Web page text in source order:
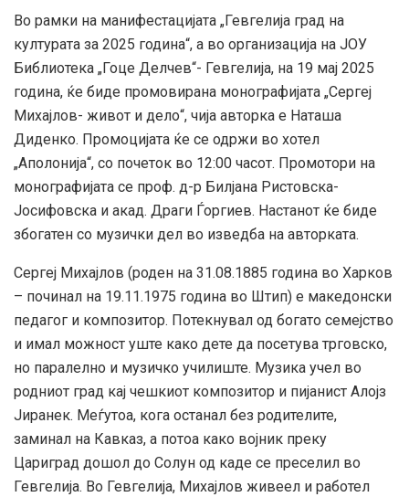
Во рамки на манифестацијата „Гевгелија град на
културата за 2025 година“, а во организација на ЈОУ
Библиотека „Гоце Делчев“- Гевгелија, на 19 мај 2025
година, ќе биде промовирана монографијата „Сергеј
Михајлов- живот и дело“, чија авторка е Наташа
Диденко. Промоцијата ќе се одржи во хотел
„Аполонија“, со почеток во 12:00 часот. Промотори на
монографијата се проф. д-р Билјана Ристовска-
Јосифовска и акад. Драги Ѓоргиев. Настанот ќе биде
збогатен со музички дел во изведба на авторката.
Сергеј Михајлов (роден на 31.08.1885 година во Харков
– починал на 19.11.1975 година во Штип) е македонски
педагог и композитор. Потекнувал од богато семејство
и имал можност уште како дете да посетува трговско,
но паралелно и музичко училиште. Музика учел во
родниот град кај чешкиот композитор и пијанист Алојз
Јиранек. Меѓутоа, кога останал без родителите,
заминал на Кавказ, а потоа како војник преку
Цариград дошол до Солун од каде се преселил во
Гевгелија. Во Гевгелија, Михајлов живеел и работел